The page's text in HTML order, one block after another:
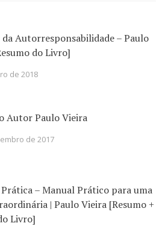
da Autorresponsabilidade – Paulo
do Livro]
de 2018
Autor Paulo Vieira
de 2017
– Manual Prático para uma
| Paulo Vieira [Resumo +
Livro]